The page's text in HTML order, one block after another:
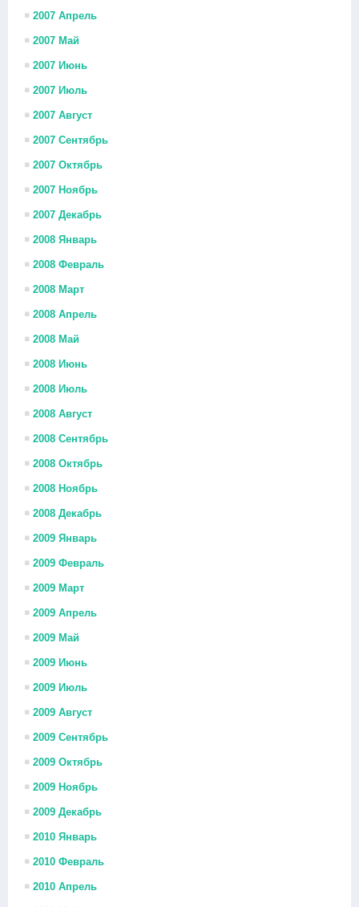
2007 Апрель
2007 Май
2007 Июнь
2007 Июль
2007 Август
2007 Сентябрь
2007 Октябрь
2007 Ноябрь
2007 Декабрь
2008 Январь
2008 Февраль
2008 Март
2008 Апрель
2008 Май
2008 Июнь
2008 Июль
2008 Август
2008 Сентябрь
2008 Октябрь
2008 Ноябрь
2008 Декабрь
2009 Январь
2009 Февраль
2009 Март
2009 Апрель
2009 Май
2009 Июнь
2009 Июль
2009 Август
2009 Сентябрь
2009 Октябрь
2009 Ноябрь
2009 Декабрь
2010 Январь
2010 Февраль
2010 Апрель